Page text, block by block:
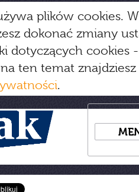
plików cookies.
dokonać zmiany
dotyczących cookies
ten temat
.